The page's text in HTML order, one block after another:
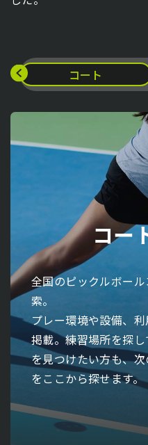
コート
コー
全国のピックルボー
索。
プレー環境や設備、
掲載。練習場所を探
を見つけたい方も、
をここから探せます。
コーチ/レ
全国のピックルボール
エリア別に検索。
指導スタイルや対象レ
細情報も掲載。基礎か
も、さらなるレベルア
に合った指導環境をこ
大会
全国で開催されるピッ
別に検索。
開催日程や会場、参加
載。実力を試したい方
い方も、次のステージ
ら見つけられます。
イベン
全国のピックルボール
に検索。
体験会や交流会、特別
載。はじめて参加する
げたい方も、新しい出
こから探せます。
サーク
全国のピックルボール
索。
活動内容やレベル、参
掲載。仲間と楽しみた
できる環境を探してい
ミュニティをここから